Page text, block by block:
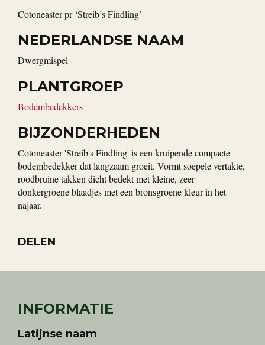
Cotoneaster pr ‘Streib’s Findling’
NEDERLANDSE NAAM
Dwergmispel
PLANTGROEP
Bodembedekkers
BIJZONDERHEDEN
Cotoneaster 'Streib's Findling' is een kruipende compacte
bodembedekker dat langzaam groeit. Vormt soepele vertakte,
roodbruine takken dicht bedekt met kleine, zeer
donkergroene blaadjes met een bronsgroene kleur in het
najaar.
DELEN
INFORMATIE
Latijnse naam